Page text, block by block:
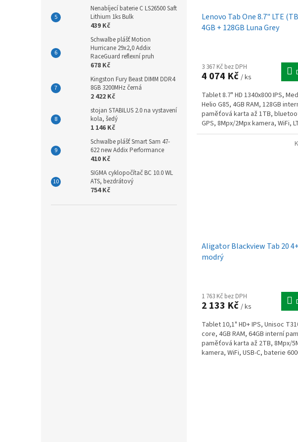
Nenabíjecí baterie C LS26500 Saft
Lithium 1ks Bulk
439 Kč
Schwalbe plášť Motion
Hurricane 29x2,0 Addix
RaceGuard reflexní pruh
678 Kč
Kingston Fury Beast DIMM DDR4
8GB 3200MHz černá
2 422 Kč
stojan STABILUS 2.0 na vystavení
kola, šedý
1 146 Kč
Schwalbe plášť Smart Sam 47-
622 new Addix Performance
410 Kč
SIGMA cyklopočítač BC 10.0 WL
ATS, bezdrátový
754 Kč
Lenovo Tab One 8.7" LTE
4GB + 128GB Luna Grey
3 367 Kč bez DPH
4 074 Kč / ks
Tablet 8.7" HD 1340x800 IPS,
Helio G85, 4GB RAM, 128GB
paměťová karta až 1TB,
GPS, 8Mpx/2Mpx kamera, WiFi,
baterie 5100mAh,...
Aligator Blackview Tab 20
modrý
1 763 Kč bez DPH
2 133 Kč / ks
Tablet 10,1" HD+ IPS, Unisoc
core, 4GB RAM, 64GB interní
paměťová karta až 2TB, 8Mpx/
kamera, WiFi, USB-C, baterie